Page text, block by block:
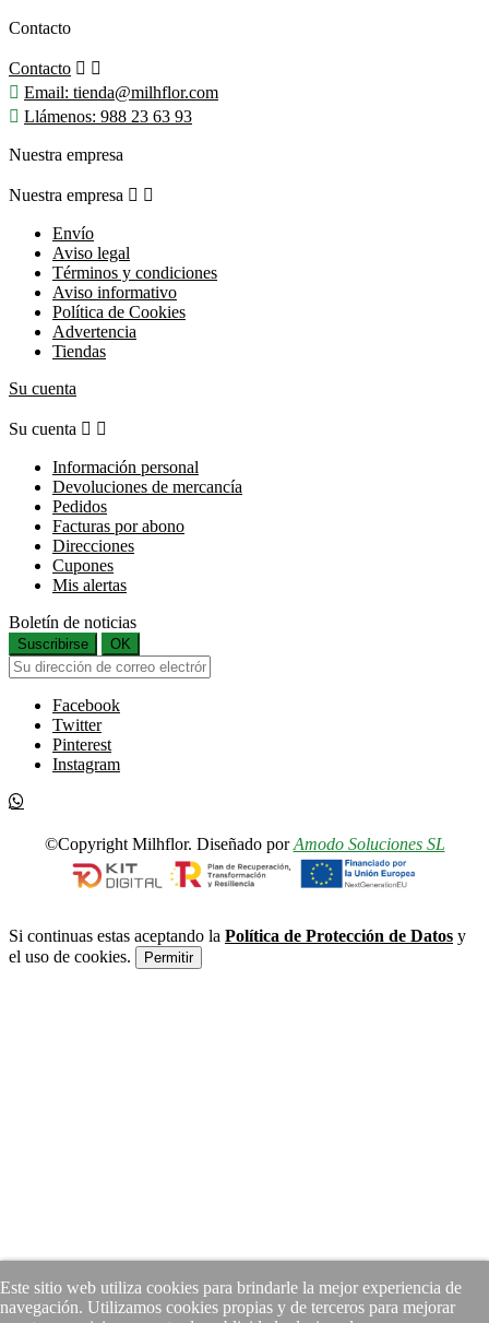
Este sitio web utiliza cookies para brindarle la mejor experiencia de
navegación. Utilizamos cookies propias y de terceros para mejorar
Contacto
Contacto  
 Email: tienda@milhflor.com
 Llámenos: 988 23 63 93
Nuestra empresa
Nuestra empresa  
Envío
Aviso legal
Términos y condiciones
Aviso informativo
Política de Cookies
Advertencia
Tiendas
Su cuenta
Su cuenta  
Información personal
Devoluciones de mercancía
Pedidos
Facturas por abono
Direcciones
Cupones
Mis alertas
Boletín de noticias
Suscribirse OK
Facebook
Twitter
Pinterest
Instagram
©Copyright Milhflor. Diseñado porAmodo Soluciones SL
Si continuas estas aceptando la Política de Protección de Datos y
el uso de cookies.
Permitir